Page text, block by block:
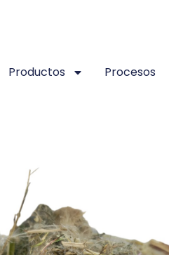
Productos Procesos